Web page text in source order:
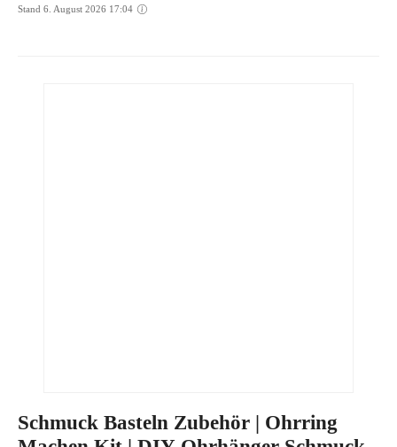
Stand 6. August 2026 17:04
Schmuck Basteln Zubehör | Ohrring